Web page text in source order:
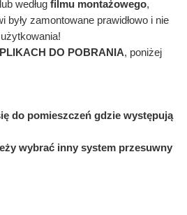
według filmu montażowego,
były zamontowane prawidłowo i nie
PLIKACH DO POBRANIA, poniżej
do pomieszczeń gdzie występują
wybrać inny system przesuwny